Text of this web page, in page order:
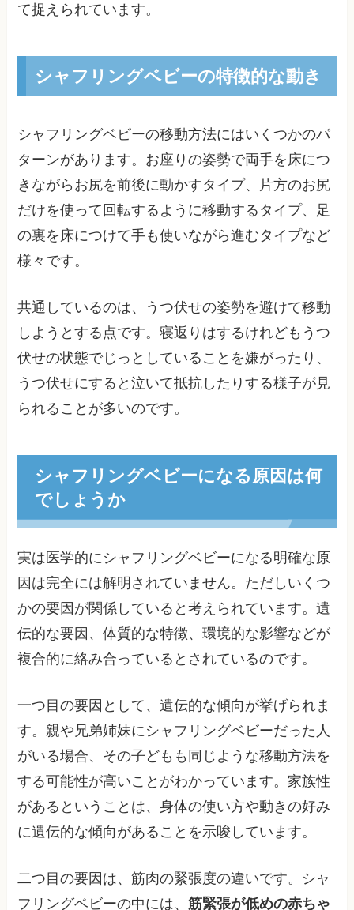
て捉えられています。
シャフリングベビーの特徴的な動き
シャフリングベビーの移動方法にはいくつかのパ
ターンがあります。お座りの姿勢で両手を床につ
きながらお尻を前後に動かすタイプ、片方のお尻
だけを使って回転するように移動するタイプ、足
の裏を床につけて手も使いながら進むタイプなど
様々です。
共通しているのは、うつ伏せの姿勢を避けて移動
しようとする点です。寝返りはするけれどもうつ
伏せの状態でじっとしていることを嫌がったり、
うつ伏せにすると泣いて抵抗したりする様子が見
られることが多いのです。
シャフリングベビーになる原因は何
でしょうか
実は医学的にシャフリングベビーになる明確な原
因は完全には解明されていません。ただしいくつ
かの要因が関係していると考えられています。遺
伝的な要因、体質的な特徴、環境的な影響などが
複合的に絡み合っているとされているのです。
一つ目の要因として、遺伝的な傾向が挙げられま
す。親や兄弟姉妹にシャフリングベビーだった人
がいる場合、その子どもも同じような移動方法を
する可能性が高いことがわかっています。家族性
があるということは、身体の使い方や動きの好み
に遺伝的な傾向があることを示唆しています。
二つ目の要因は、筋肉の緊張度の違いです。シャ
フリングベビーの中には、筋緊張が低めの赤ちゃ